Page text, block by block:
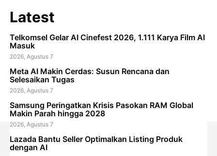
Latest
Telkomsel Gelar AI Cinefest 2026, 1.111 Karya Film AI
Masuk
2026, Agustus 7
Meta AI Makin Cerdas: Susun Rencana dan
Selesaikan Tugas
2026, Agustus 7
Samsung Peringatkan Krisis Pasokan RAM Global
Makin Parah hingga 2028
2026, Agustus 7
Lazada Bantu Seller Optimalkan Listing Produk
dengan AI